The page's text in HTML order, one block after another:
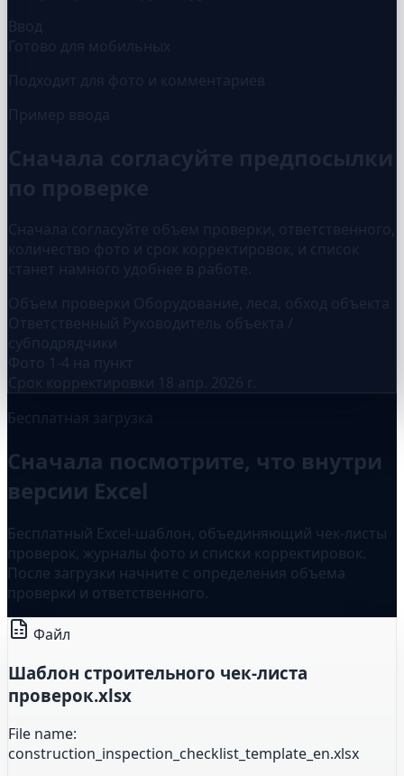
Ввод
Готово для мобильных
Подходит для фото и комментариев
Пример ввода
Сначала согласуйте предпосылки
по проверке
Сначала согласуйте объем проверки, ответственного,
количество фото и срок корректировок, и список
станет намного удобнее в работе.
Объем проверки
Оборудование, леса, обход объекта
Ответственный Руководитель объекта /
субподрядчики
1-4 на пункт
Срок корректировки
18 апр. 2026 г.
Бесплатная загрузка
Сначала посмотрите, что внутри
версии Excel
Бесплатный Excel-шаблон, объединяющий чек-листы
проверок, журналы фото и списки корректировок.
После загрузки начните с определения объема
проверки и ответственного.
Файл
Шаблон строительного чек-листа
проверок.xlsx
File name:
construction_inspection_checklist_template_en.xlsx